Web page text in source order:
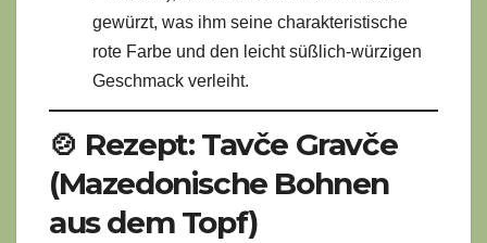
gewürzt, was ihm seine charakteristische
rote Farbe und den leicht süßlich-würzigen
Geschmack verleiht.
🍲 Rezept: Tavče Gravče
(Mazedonische Bohnen
aus dem Topf)